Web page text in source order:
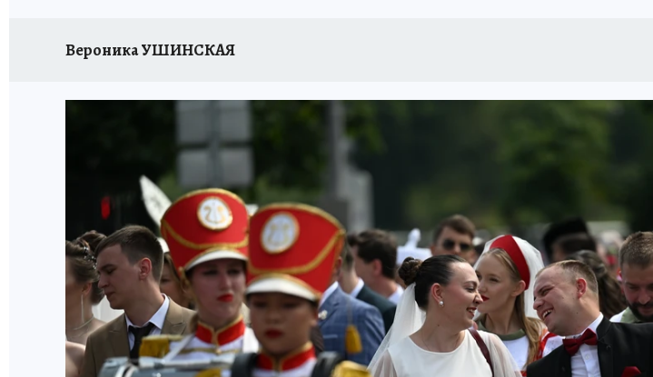
Вероника УШИНСКАЯ